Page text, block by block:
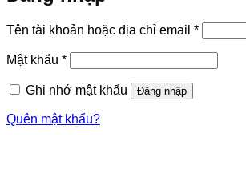
Tên tài khoản hoặc địa chỉ email *Bắt
buộc
Mật khẩu *Bắt
buộc
Ghi nhớ mật khẩu
Đăng nhập
Quên mật khẩu?